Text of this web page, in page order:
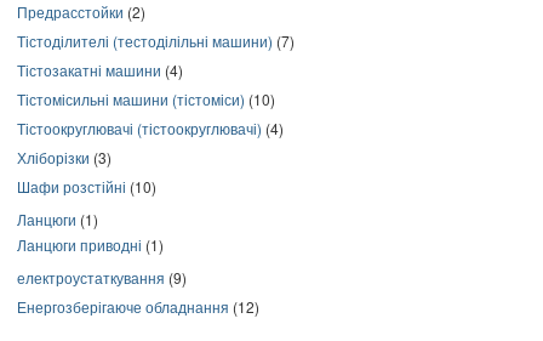
Предрасстойки (2)
Тістоділителі (тестоділільні машини) (7)
Тістозакатні машини (4)
Тістомісильні машини (тістоміси) (10)
Тістоокруглювачі (тістоокруглювачі) (4)
Хліборізки (3)
Шафи розстійні (10)
Ланцюги (1)
Ланцюги приводні (1)
електроустаткування (9)
Енергозберігаюче обладнання (12)